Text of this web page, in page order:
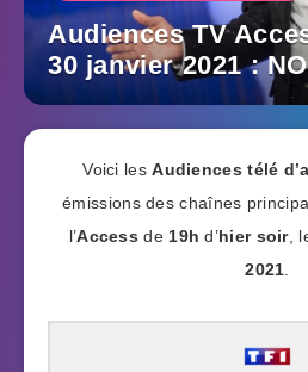
Audiences TV
30 janvier 2021 :
Voici lesAudiences télé
émissions des chaînes
l’Access de 19h d’hier soir,
2021